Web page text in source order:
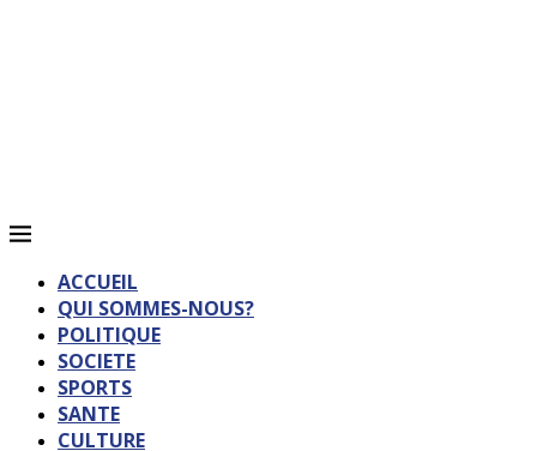
ACCUEIL
QUI SOMMES-NOUS?
POLITIQUE
SOCIETE
SPORTS
SANTE
CULTURE